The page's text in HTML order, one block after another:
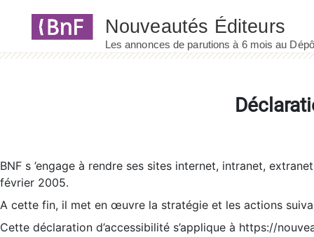
BNF s ’engage à rendre ses sites internet, intranet,
février 2005.
A cette fin, il met en œuvre la stratégie et les actions
Cette déclaration d’accessibilité s’applique à https://